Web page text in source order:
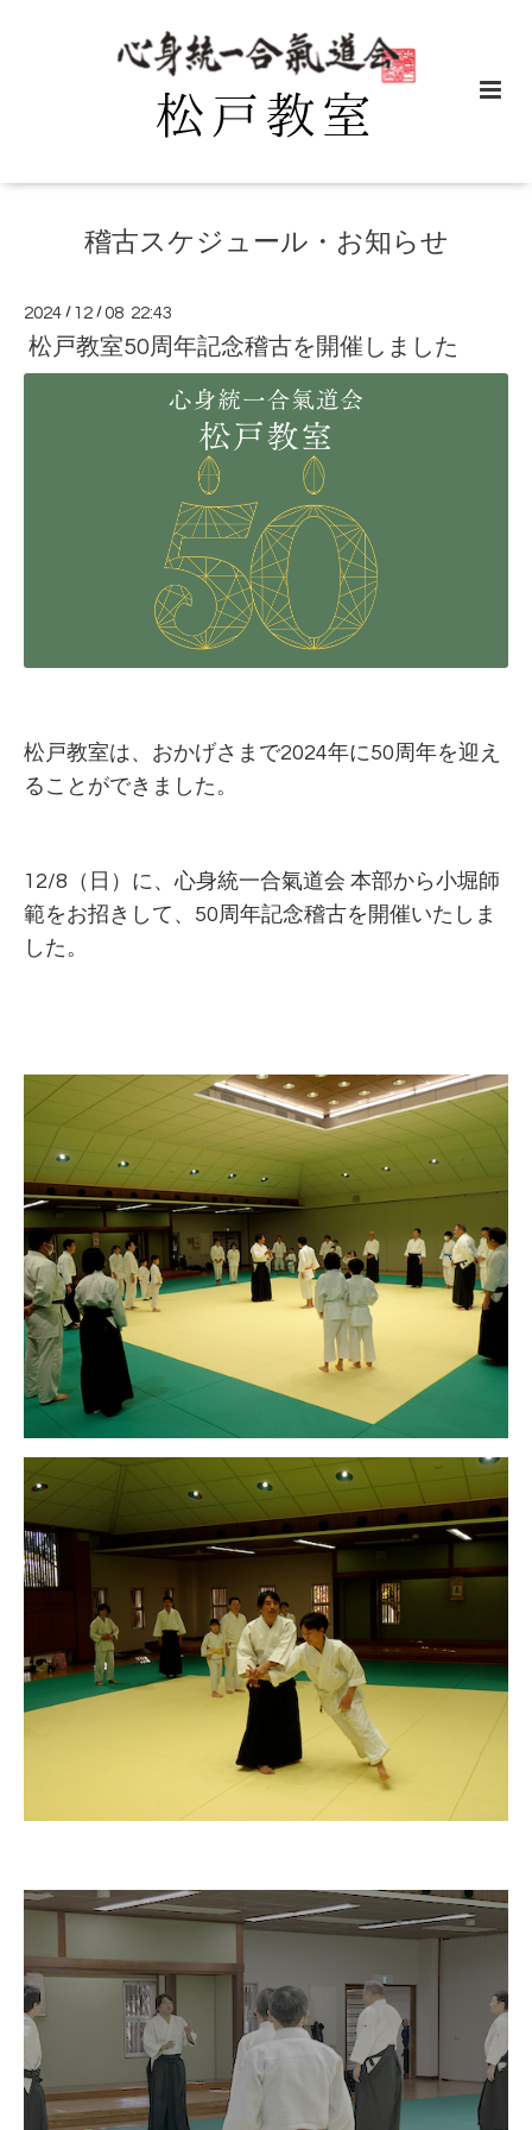
稽古スケジュール・お知らせ
2024 / 12 /08 22:43
松戸教室50周年記念稽古を開催しました
松戸教室は、おかげさまで2024年に50周年を迎え
ることができました。
12/8（日）に、心身統一合氣道会 本部から小堀師
範をお招きして、50周年記念稽古を開催いたしま
した。